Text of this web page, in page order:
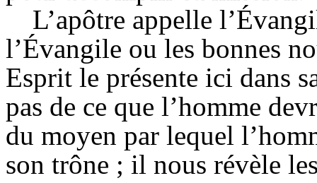
L’apôtre appelle
l’Évangile ou les bonnes
Esprit le présente ici dans
pas de ce que l’homme
du moyen par lequel
son trône ; il nous révèle